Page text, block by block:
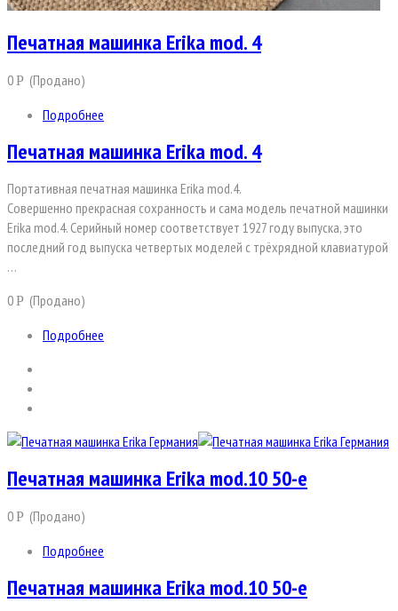
Печатная машинка Erika mod. 4
0Р (Продано)
Подробнее
Печатная машинка Erika mod. 4
Портативная печатная машинка Erika mod.4.
Совершенно прекрасная сохранность и сама модель печатной машинки
Erika mod.4. Серийный номер соответствует 1927 году выпуска, это
последний год выпуска четвертых моделей с трёхрядной клавиатурой
…
0Р (Продано)
Подробнее
Печатная машинка Erika mod.10 50-е
0Р (Продано)
Подробнее
Печатная машинка Erika mod.10 50-е